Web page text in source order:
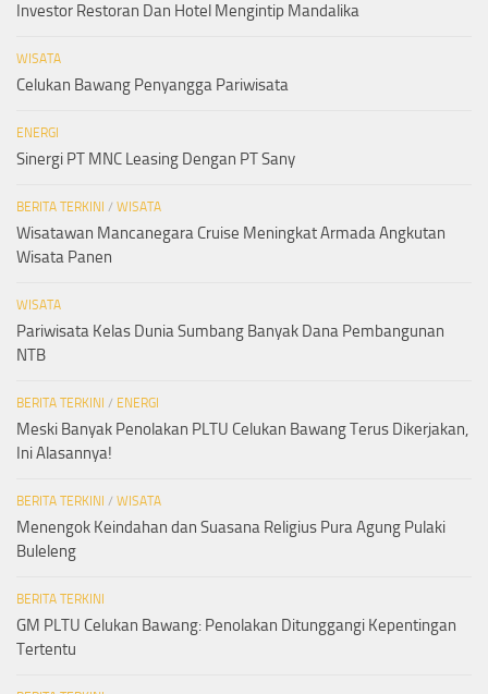
Investor Restoran Dan Hotel Mengintip Mandalika
WISATA
Celukan Bawang Penyangga Pariwisata
ENERGI
Sinergi PT MNC Leasing Dengan PT Sany
BERITA TERKINI / WISATA
Wisatawan Mancanegara Cruise Meningkat Armada Angkutan
Wisata Panen
WISATA
Pariwisata Kelas Dunia Sumbang Banyak Dana Pembangunan
NTB
BERITA TERKINI / ENERGI
Meski Banyak Penolakan PLTU Celukan Bawang Terus Dikerjakan,
Ini Alasannya!
BERITA TERKINI / WISATA
Menengok Keindahan dan Suasana Religius Pura Agung Pulaki
Buleleng
BERITA TERKINI
GM PLTU Celukan Bawang: Penolakan Ditunggangi Kepentingan
Tertentu